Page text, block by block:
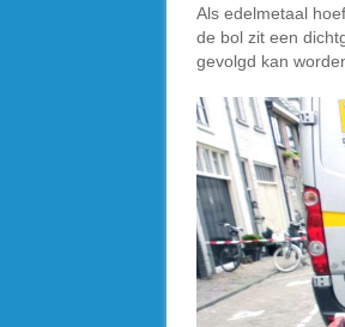
Als edelmetaal
de bol zit een
gevolgd kan